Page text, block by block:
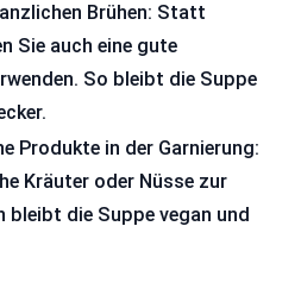
Brühen: Statt
Sie auch eine gute
So bleibt die Suppe
Produkte in der Garnierung:
Kräuter oder Nüsse zur
bleibt die Suppe vegan und